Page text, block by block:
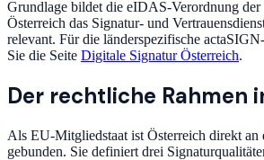
Grundlage bildet die eIDAS-Verordnung der
Österreich das Signatur- und
relevant. Für die länderspezifische
Sie die Seite Digitale Signatur Österreich.
Der rechtliche Rahmen
Als EU-Mitgliedstaat ist Österreich direkt
gebunden. Sie definiert drei